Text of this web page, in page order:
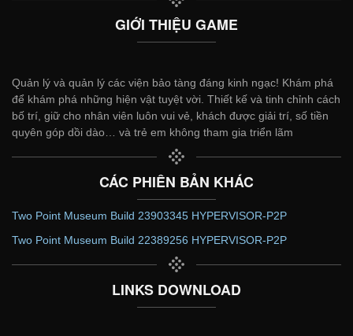
GIỚI THIỆU GAME
Quản lý và quản lý các viện bảo tàng đáng kinh ngạc! Khám phá
để khám phá những hiện vật tuyệt vời. Thiết kế và tinh chỉnh cách
bố trí, giữ cho nhân viên luôn vui vẻ, khách được giải trí, số tiền
quyên góp dồi dào… và trẻ em không tham gia triển lãm
CÁC PHIÊN BẢN KHÁC
Two Point Museum Build 23903345 HYPERVISOR-P2P
Two Point Museum Build 22389256 HYPERVISOR-P2P
LINKS DOWNLOAD